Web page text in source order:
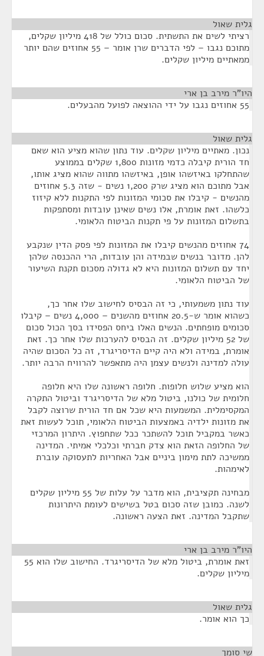
גלית שאול
רציתי לשים את התשתית. סכום כולל של 418 מיליון שקלים,
מתוכם נגבו – לפי הדברים שרן אומר – 55 אחוזים שהם יותר
ממאתיים מיליון שקלים.
היו"ר מירב בן ארי
55 אחוזים נגבו על ידי ההוצאה לפועל מהבעלים.
גלית שאול
נכון. מאתיים מיליון שקלים. עוד נתון שהוא מציע הוא שאם
חד הורית קיבלה כדמי מזונות 1,800 שקלים בממוצע
שהתחלקו באיזשהו אופן, באיזשהו מתווה שהוא מציג אותו,
אבל מתוכם הוא מציג שרק 1,200 נשים - שזה 5.3 אחוזים
מהנשים - קיבלו את סכומי המזונות לפי התקנות ללא קיזוז
כלשהו. זאת אומרת, אלו נשים שאינן עובדות ומסתפקות
בתשלום המזונות על פי תקנות הביטוח הלאומי.
74 אחוזים מהנשים קיבלו את המזונות לפי פסק הדין שנקבע
להן. מדובר בנשים שבמידה והן עובדות, הרי ההכנסה שלהן
יחד עם תשלום המזונות היא לא גדולה מסכום תקנת השיעור
של הביטוח הלאומי.
עוד נתון משמעותי, כי זה הבסיס לחישוב שלו אחר כך,
כשהוא אומר ש-20.5 אחוזים מהשנים – 4,000 נשים – קיבלו
סכומים מופחתים. הנשים האלו ביחס הפסידו בסך הכול סכום
של 52 מיליון שקלים. זה הבסיס להערכות שלו אחר כך. זאת
אומרת, במידה ולא היה קיים הדיסריגרד, זה כל הסכום שהיה
עולה למדינה ולנשים עצמן היה מתאפשר להרוויח הרבה יותר.
הוא מציע שלוש חלופות. חלופה ראשונה שלו היא חלופה
חלומית של כולנו, ביטול מלא של הדיסריגרד וביטול התקרה
המקסימלית. המשמעות היא שכל אם חד הורית שרוצה לקבל
את מזונות ילדיה באמצעות הביטוח הלאומי, תוכל לעשות זאת
כאשר במקביל תוכל להשתכר ככל שתחפוץ. היתרון המרכזי
של החלופה הזאת הוא צדק חברתי וכלכלי אמיתי. המדינה
ממשיכה לתת מימון ביניים אבל האחריות לתעסוקה עוברת
לאימהות.
מבחינה תקציבית, הוא מדבר על עלות של 55 מיליון שקלים
לשנה. כמובן שזה סכום בטל בשישים לעומת היתרונות
שתקבל המדינה. זאת הצעה ראשונה.
היו"ר מירב בן ארי
זאת אומרת, ביטול מלא של הדיסריגרד. החישוב שלו הוא 55
מיליון שקלים.
גלית שאול
כך הוא אומר.
שי סומך